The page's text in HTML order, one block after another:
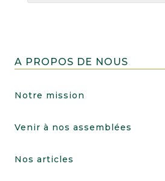
A PROPOS DE NOUS
Notre mission
Venir à nos assemblées
Nos articles